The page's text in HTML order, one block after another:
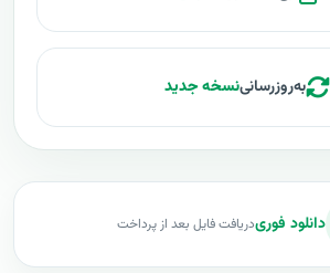
به‌روزرسانینسخه جدید
دانلود فوریدریافت فایل بعد از پرداخت